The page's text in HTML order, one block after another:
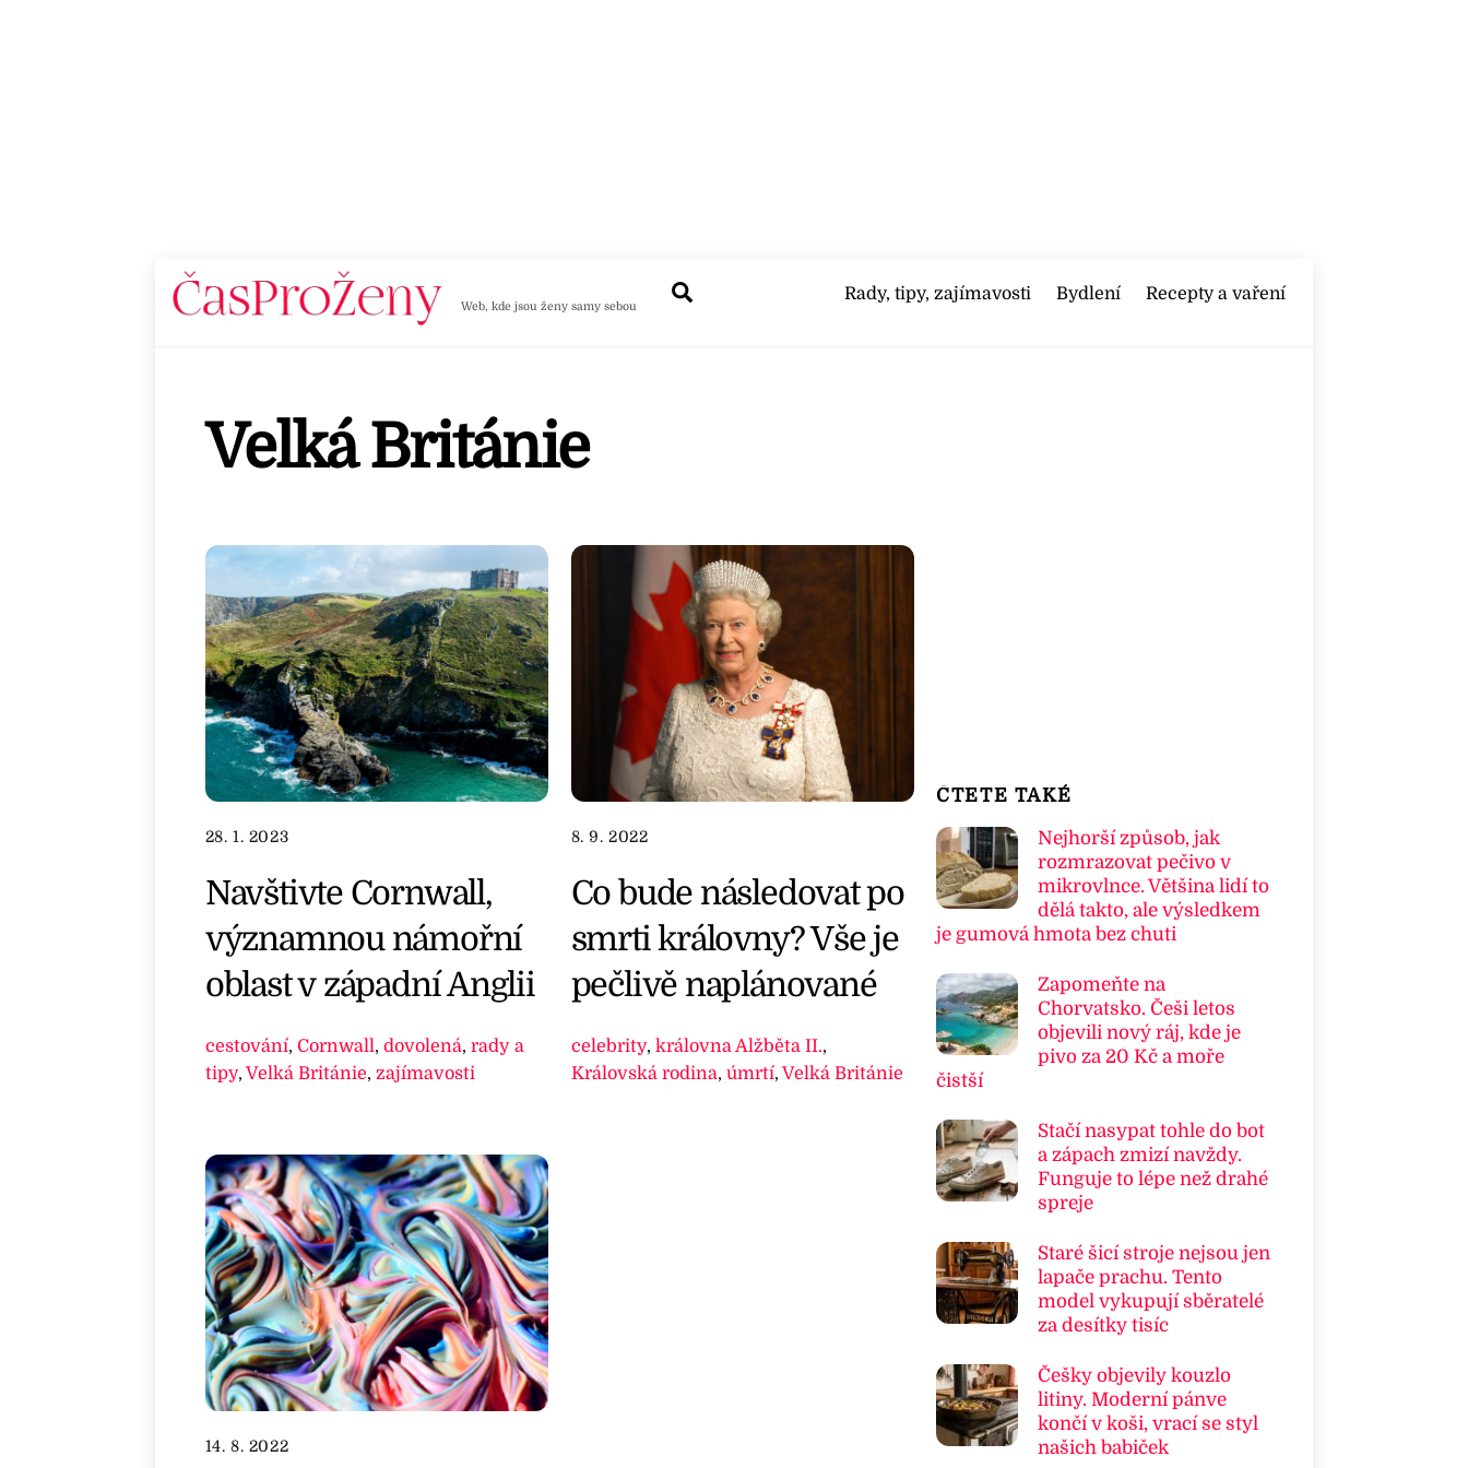
Web, kde jsou ženy samy sebou
Rady, tipy, zajímavosti Bydlení Recepty a vaření
Velká Británie
28. 1. 2023
Navštivte Cornwall,
významnou námořní
oblast v západní Anglii
cestování, Cornwall, dovolená, rady a
tipy, Velká Británie, zajímavosti
8. 9. 2022
Co bude následovat po
smrti královny? Vše je
pečlivě naplánované
celebrity, královna Alžběta II.,
Královská rodina, úmrtí, Velká Británie
14. 8. 2022
ČTETE TAKÉ
Nejhorší způsob, jak
rozmrazovat pečivo v
mikrovlnce. Většina lidí to
dělá takto, ale výsledkem
je gumová hmota bez chuti
Zapomeňte na
Chorvatsko. Češi letos
objevili nový ráj, kde je
pivo za 20 Kč a moře
čistší
Stačí nasypat tohle do bot
a zápach zmizí navždy.
Funguje to lépe než drahé
spreje
Staré šicí stroje nejsou jen
lapače prachu. Tento
model vykupují sběratelé
za desítky tisíc
Češky objevily kouzlo
litiny. Moderní pánve
končí v koši, vrací se styl
našich babiček